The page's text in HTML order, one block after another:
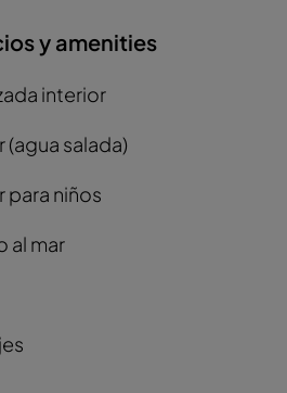
y amenities
interior
salada)
para niños
al mar